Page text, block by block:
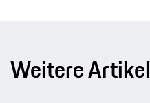
Weitere Artikel